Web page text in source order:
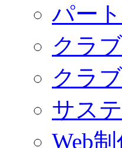
パー
クラ
クラ
サス
Web